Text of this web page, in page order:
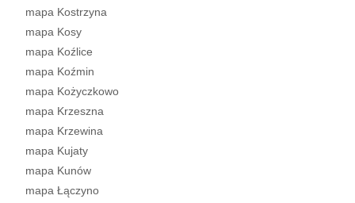
mapa Kostrzyna
mapa Kosy
mapa Koźlice
mapa Koźmin
mapa Kożyczkowo
mapa Krzeszna
mapa Krzewina
mapa Kujaty
mapa Kunów
mapa Łączyno